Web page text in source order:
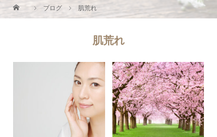
ブログ 肌荒れ
肌荒れ